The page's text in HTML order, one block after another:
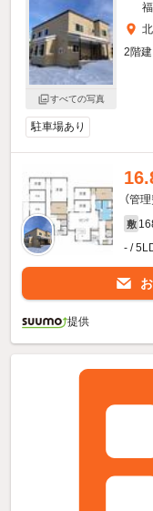
すべての写真
2階
駐車場あり
（管
敷
- /
提供